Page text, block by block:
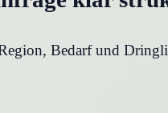
Bedarf und